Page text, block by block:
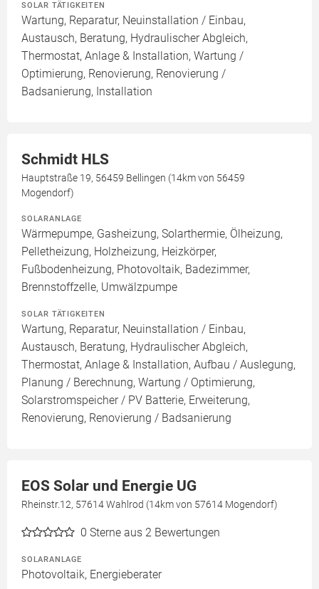
SOLAR TÄTIGKEITEN
Wartung, Reparatur, Neuinstallation / Einbau,
Austausch, Beratung, Hydraulischer Abgleich,
Thermostat, Anlage & Installation, Wartung /
Optimierung, Renovierung, Renovierung /
Badsanierung, Installation
Schmidt HLS
Hauptstraße 19, 56459 Bellingen (14km von 56459
Mogendorf)
SOLARANLAGE
Wärmepumpe, Gasheizung, Solarthermie, Ölheizung,
Pelletheizung, Holzheizung, Heizkörper,
Fußbodenheizung, Photovoltaik, Badezimmer,
Brennstoffzelle, Umwälzpumpe
SOLAR TÄTIGKEITEN
Wartung, Reparatur, Neuinstallation / Einbau,
Austausch, Beratung, Hydraulischer Abgleich,
Thermostat, Anlage & Installation, Aufbau / Auslegung,
Planung / Berechnung, Wartung / Optimierung,
Solarstromspeicher / PV Batterie, Erweiterung,
Renovierung, Renovierung / Badsanierung
EOS Solar und Energie UG
Rheinstr.12, 57614 Wahlrod (14km von 57614 Mogendorf)
0 Sterne aus 2 Bewertungen
SOLARANLAGE
Photovoltaik, Energieberater